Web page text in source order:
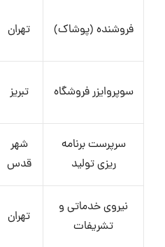
فروشنده (پوشاک) تهران
سوپروایزر فروشگاه تبریز
سرپرست برنامه
ریزی تولید
شهر
قدس
نیروی خدماتی و
تشریفات
تهران